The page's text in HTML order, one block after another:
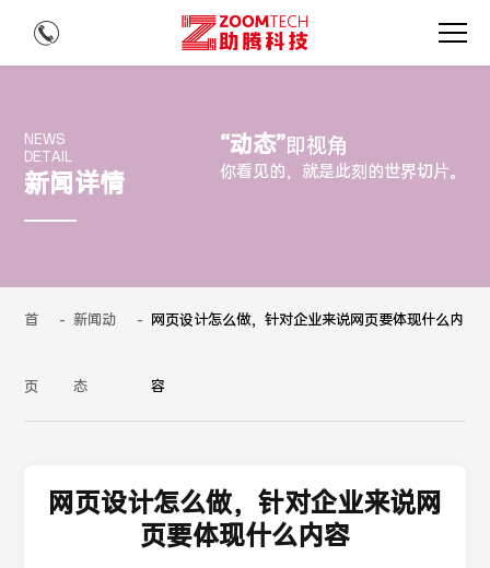
NEWS
DETAIL
新闻详情
“动态”即视角
你看见的，就是此刻的世界切片。
首
页
- 新闻动
态
- 网页设计怎么做，针对企业来说网页要体现什么内
容
网页设计怎么做，针对企业来说网
页要体现什么内容